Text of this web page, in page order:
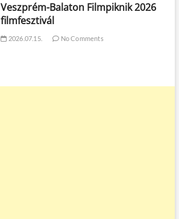
Veszprém-Balaton Filmpiknik 2026
filmfesztivál
2026.07.15. No Comments